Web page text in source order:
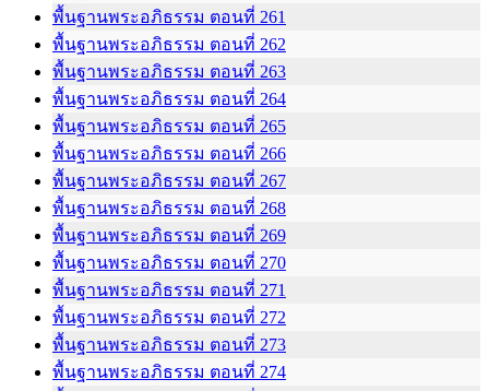
พื้นฐานพระอภิธรรม ตอนที่ 261
พื้นฐานพระอภิธรรม ตอนที่ 262
พื้นฐานพระอภิธรรม ตอนที่ 263
พื้นฐานพระอภิธรรม ตอนที่ 264
พื้นฐานพระอภิธรรม ตอนที่ 265
พื้นฐานพระอภิธรรม ตอนที่ 266
พื้นฐานพระอภิธรรม ตอนที่ 267
พื้นฐานพระอภิธรรม ตอนที่ 268
พื้นฐานพระอภิธรรม ตอนที่ 269
พื้นฐานพระอภิธรรม ตอนที่ 270
พื้นฐานพระอภิธรรม ตอนที่ 271
พื้นฐานพระอภิธรรม ตอนที่ 272
พื้นฐานพระอภิธรรม ตอนที่ 273
พื้นฐานพระอภิธรรม ตอนที่ 274